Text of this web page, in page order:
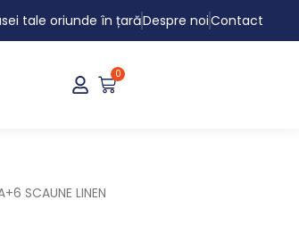
tale oriunde în țarăDespre noiContact
0
Cart
SCAUNE LINEN